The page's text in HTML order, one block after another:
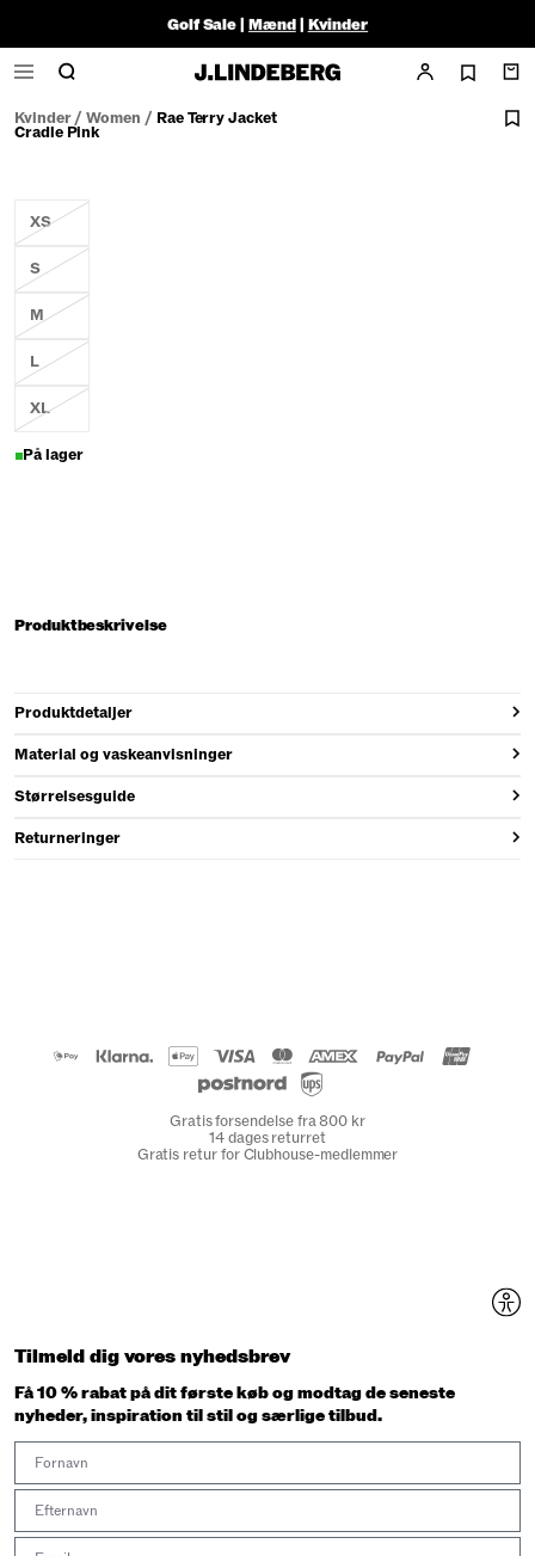
Golf Sale |Mænd| Kvinder
Kvinder/Women / Rae Terry Jacket
Cradle Pink
XS
S
M
L
XL
På lager
Produktbeskrivelse
Produktdetaljer
Material og vaskeanvisninger
Størrelsesguide
Returneringer
Gratis forsendelse fra 800 kr
14 dages returret
Gratis retur for Clubhouse-medlemmer
Tilmeld dig vores nyhedsbrev
Få 10 % rabat på dit første køb og modtag de seneste
nyheder, inspiration til stil og særlige tilbud.